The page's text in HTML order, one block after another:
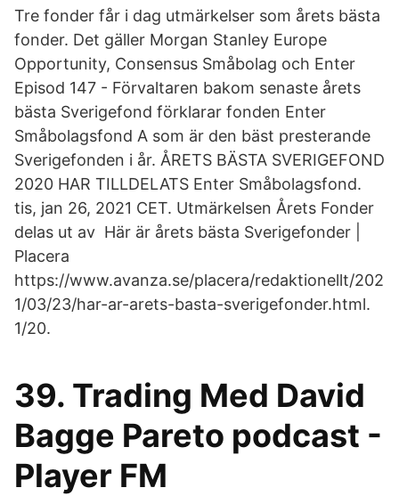
Tre fonder får i dag utmärkelser som årets bästa
fonder. Det gäller Morgan Stanley Europe
Opportunity, Consensus Småbolag och Enter
Episod 147 - Förvaltaren bakom senaste årets
bästa Sverigefond förklarar fonden Enter
Småbolagsfond A som är den bäst presterande
Sverigefonden i år. ÅRETS BÄSTA SVERIGEFOND
2020 HAR TILLDELATS Enter Småbolagsfond.
tis, jan 26, 2021 CET. Utmärkelsen Årets Fonder
delas ut av Här är årets bästa Sverigefonder |
Placera
https://www.avanza.se/placera/redaktionellt/202
1/03/23/har-ar-arets-basta-sverigefonder.html.
1/20.
39. Trading Med David
Bagge Pareto podcast -
Player FM